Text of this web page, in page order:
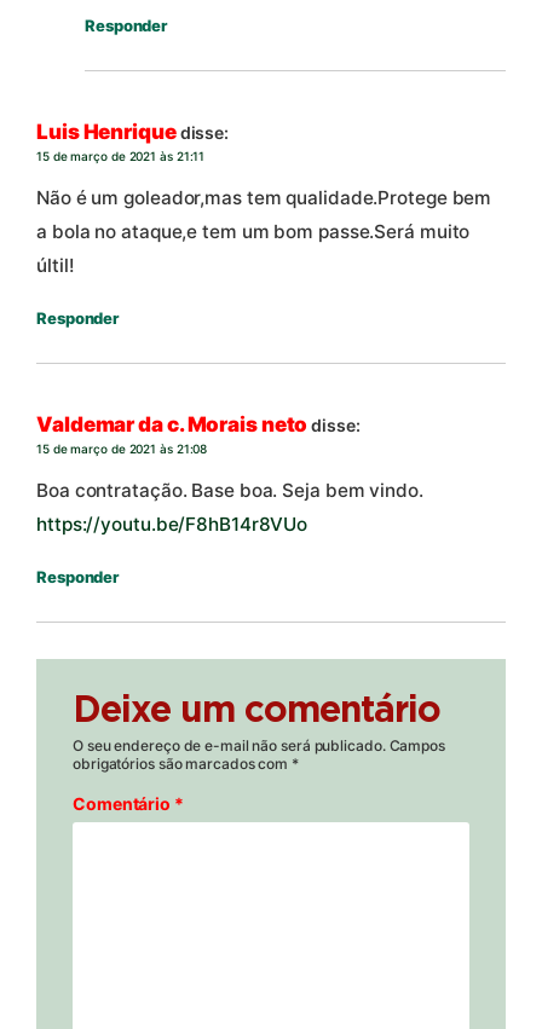
Responder
Luis Henriquedisse:
15 de março de 2021 às 21:11
Não é um goleador,mas tem qualidade.Protege bem
a bola no ataque,e tem um bom passe.Será muito
últil!
Responder
Valdemar da c. Morais neto disse:
15 de março de 2021 às 21:08
Boa contratação. Base boa. Seja bem vindo.
https://youtu.be/F8hB14r8VUo
Responder
Deixe um comentário
O seu endereço de e-mail não será publicado. Campos
obrigatórios são marcados com *
Comentário *